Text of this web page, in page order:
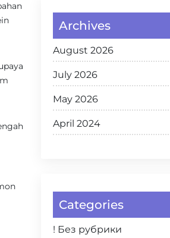
Archives
August 2026
July 2026
May 2026
April 2024
Categories
! Без рубрики